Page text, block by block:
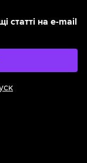
статті на e-mail